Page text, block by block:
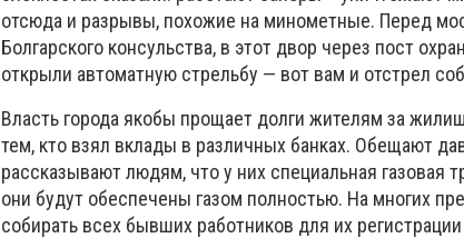
отсюда и разрывы, похожие на минометные. Перед
Болгарского консульства, в этот двор через пост
открыли автоматную стрельбу — вот вам и отстрел
Власть города якобы прощает долги жителям за
тем, кто взял вклады в различных банках. Обещают
рассказывают людям, что у них специальная газовая
они будут обеспечены газом полностью. На многих
собирать всех бывших работников для их